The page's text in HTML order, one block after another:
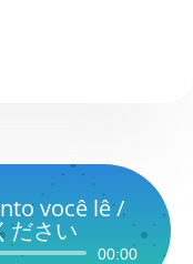
você lê /
ださい
00:00